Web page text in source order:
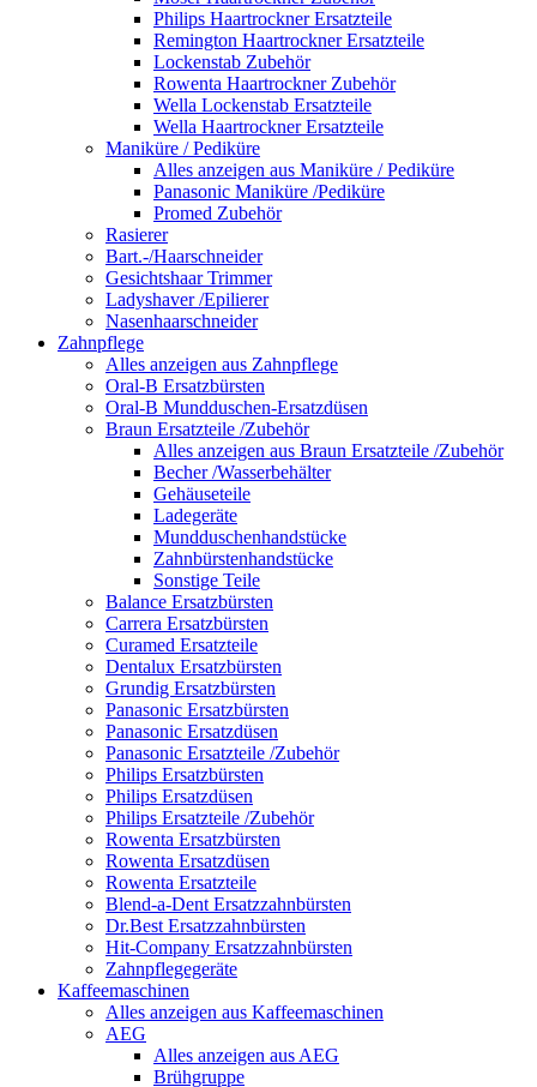
Philips Haartrockner Ersatzteile
Remington Haartrockner Ersatzteile
Lockenstab Zubehör
Rowenta Haartrockner Zubehör
Wella Lockenstab Ersatzteile
Wella Haartrockner Ersatzteile
Maniküre / Pediküre
Alles anzeigen aus Maniküre / Pediküre
Panasonic Maniküre /Pediküre
Promed Zubehör
Rasierer
Bart.-/Haarschneider
Gesichtshaar Trimmer
Ladyshaver /Epilierer
Nasenhaarschneider
Zahnpflege
Alles anzeigen aus Zahnpflege
Oral-B Ersatzbürsten
Oral-B Mundduschen-Ersatzdüsen
Braun Ersatzteile /Zubehör
Alles anzeigen aus Braun Ersatzteile /Zubehör
Becher /Wasserbehälter
Gehäuseteile
Ladegeräte
Mundduschenhandstücke
Zahnbürstenhandstücke
Sonstige Teile
Balance Ersatzbürsten
Carrera Ersatzbürsten
Curamed Ersatzteile
Dentalux Ersatzbürsten
Grundig Ersatzbürsten
Panasonic Ersatzbürsten
Panasonic Ersatzdüsen
Panasonic Ersatzteile /Zubehör
Philips Ersatzbürsten
Philips Ersatzdüsen
Philips Ersatzteile /Zubehör
Rowenta Ersatzbürsten
Rowenta Ersatzdüsen
Rowenta Ersatzteile
Blend-a-Dent Ersatzzahnbürsten
Dr.Best Ersatzzahnbürsten
Hit-Company Ersatzzahnbürsten
Zahnpflegegeräte
Kaffeemaschinen
Alles anzeigen aus Kaffeemaschinen
AEG
Alles anzeigen aus AEG
Brühgruppe